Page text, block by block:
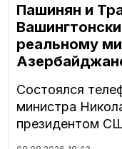
Пашинян и
реальному
Состоялся
министра
президентом